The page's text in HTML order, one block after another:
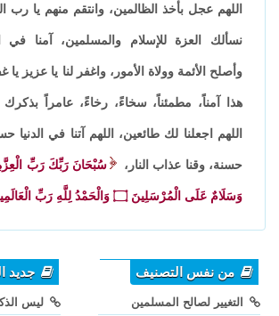
اللهم عجل بأخذ الظالمين، وانتقم منهم يا رب
نسألك العزة للإسلام والمسلمين، آمنا في
وأصلح الأئمة وولاة الأمور، واغفر لنا يا عزيز يا
هذا آمناً، مطمئناً، سخاءً، رخاءً، عامراً بذكرك
اللهم اجعلنا لك طائعين، اللهم آتنا في الدنيا
حسنة، وقنا عذاب النار،
وَسَلَامٌ عَلَى الْمُرْسَلِينَ ۝ وَالْحَمْدُ لِلَّهِ رَبِّ الْعَالَمِينَ
من نفس التصنيف
التغيير لصالح المسلمين
جديد
ليس